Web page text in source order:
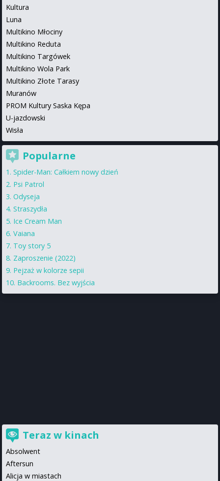
Kultura
Luna
Multikino Młociny
Multikino Reduta
Multikino Targówek
Multikino Wola Park
Multikino Złote Tarasy
Muranów
PROM Kultury Saska Kępa
U-jazdowski
Wisła
Popularne
Spider-Man: Całkiem nowy dzień
Psi Patrol
Odyseja
Straszydła
Ice Cream Man
Vaiana
Toy story 5
Zaproszenie (2022)
Pejzaż w kolorze sepii
Backrooms. Bez wyjścia
Teraz w kinach
Absolwent
Aftersun
Alicja w miastach